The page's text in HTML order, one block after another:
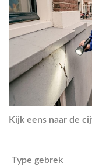
Kijk eens naar de
Type gebrek